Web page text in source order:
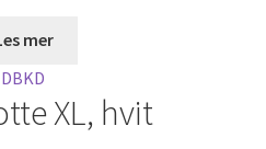
mer
XL, hvit